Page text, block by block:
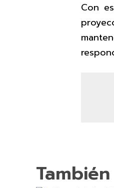
Con